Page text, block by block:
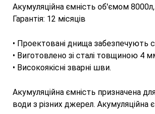
Акумуляційна ємність об'ємом
Гарантія: 12 місяців
• Проектовані днища забезпечують
• Виготовлено зі сталі товщиною 4
• Високоякісні зварні шви.
Акумуляційна ємність призначена
води з різних джерел. Акумуляційна